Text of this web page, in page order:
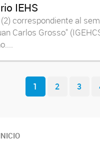
IEHS
correspondiente al
Carlos Grosso"
1 2 3